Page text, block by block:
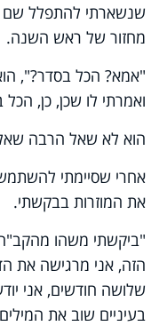
שנשארתי להתפלל שם
מחזור של ראש השנה.
"אמא? הכל בסדר?",
ואמרתי לו שכן, כן,
הוא לא שאל הרבה
אחרי שסיימתי
את המוזרות בבקשתי.
"ביקשתי משהו
הזה, אני מרגישה את
שלושה חודשים, אני
בעיניים שוב את